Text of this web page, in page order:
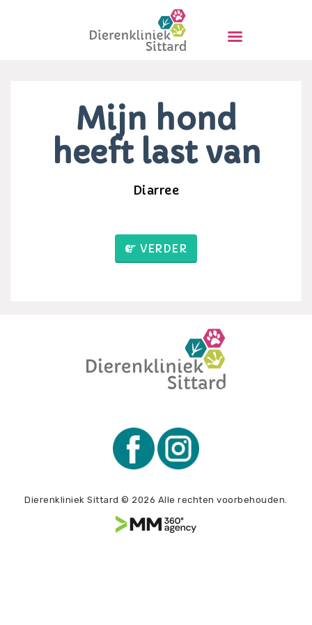
HOME
BLOG
AFSPRAAK MAKEN
CONTACT
Mijn hond
heeft last van
Diarree
VERDER
Dierenkliniek Sittard © 2026 Alle rechten voorbehouden.